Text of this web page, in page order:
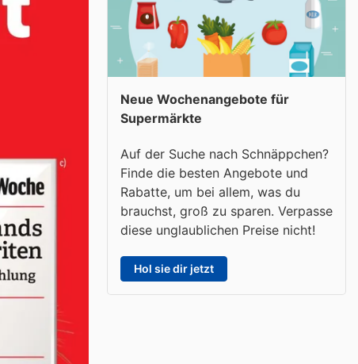
Neue Wochenangebote für
Supermärkte
Auf der Suche nach Schnäppchen?
Finde die besten Angebote und
Rabatte, um bei allem, was du
brauchst, groß zu sparen. Verpasse
diese unglaublichen Preise nicht!
Hol sie dir jetzt